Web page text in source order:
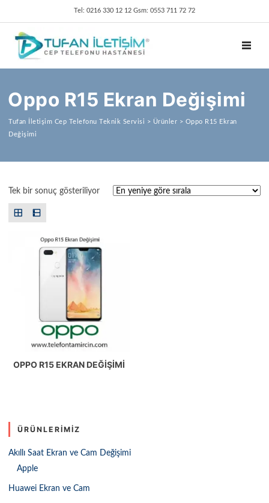
Tel: 0216 330 12 12 Gsm: 0553 711 72 72
Oppo R15 Ekran Değişimi
Tufan İletişim Cep Telefonu Teknik Servisi > Ürünler > Oppo R15 Ekran
Değişimi
Tek bir sonuç gösteriliyor
OPPO R15 EKRAN DEĞIŞIMI
ÜRÜNLERIMIZ
Akıllı Saat Ekran ve Cam Değişimi
Apple
Huawei Ekran ve Cam